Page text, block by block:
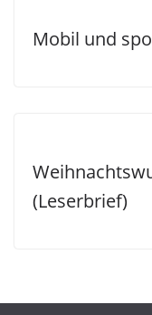
Mobil und
(Leserbrief)